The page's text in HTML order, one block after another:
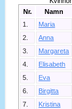
Nr.
Namn
1.
Maria
2.
Anna
3.
Margareta
4.
Elisabeth
5.
Eva
6.
Birgitta
7.
Kristina